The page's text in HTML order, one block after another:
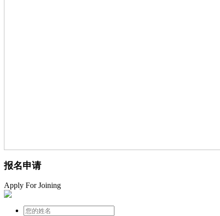
报名申请
Apply For Joining